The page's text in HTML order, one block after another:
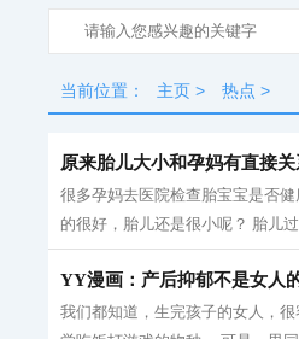
当前位置： 主页 > 热点 >
原来胎儿大小和孕妈有直接
很多孕妈去医院检查胎宝宝是否
的很好，胎儿还是很小呢？ 胎儿
YY漫画：产后抑郁不是女人
我们都知道，生完孩子的女人，